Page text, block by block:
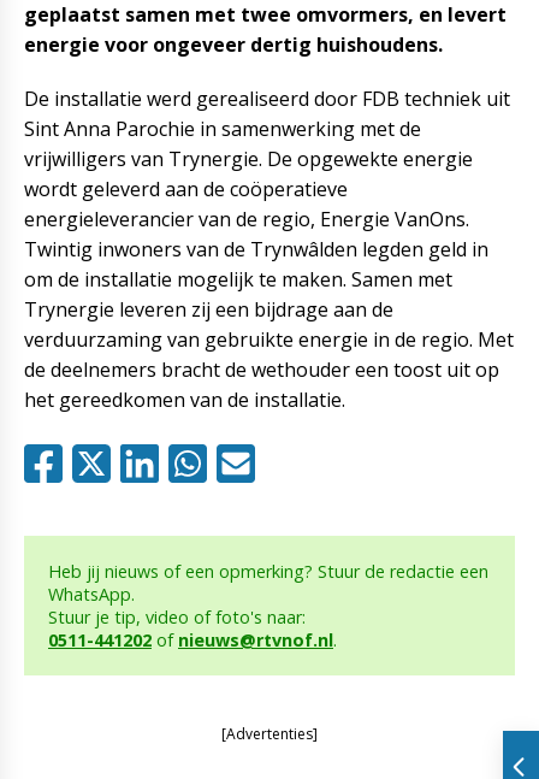
geplaatst samen met twee omvormers, en levert
energie voor ongeveer dertig huishoudens.
De installatie werd gerealiseerd door FDB techniek uit
Sint Anna Parochie in samenwerking met de
vrijwilligers van Trynergie. De opgewekte energie
wordt geleverd aan de coöperatieve
energieleverancier van de regio, Energie VanOns.
Twintig inwoners van de Trynwâlden legden geld in
om de installatie mogelijk te maken. Samen met
Trynergie leveren zij een bijdrage aan de
verduurzaming van gebruikte energie in de regio. Met
de deelnemers bracht de wethouder een toost uit op
het gereedkomen van de installatie.
Heb jij nieuws of een opmerking? Stuur de redactie een
WhatsApp.
Stuur je tip, video of foto's naar:
0511-441202 of nieuws@rtvnof.nl.
[Advertenties]